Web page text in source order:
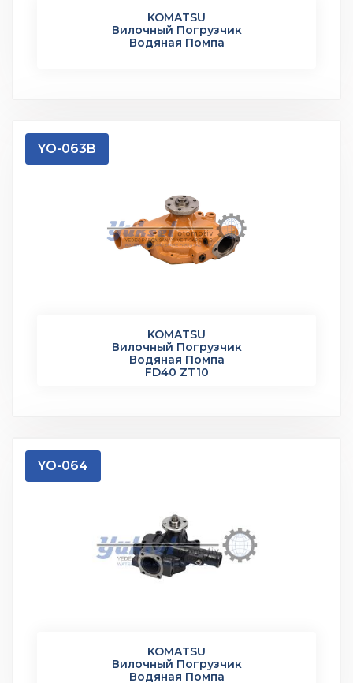
KOMATSU
Вилочный Погрузчик
Водяная Помпа
KOMATSU
Вилочный Погрузчик
Водяная Помпа
FD40 ZT10
YO-063B
KOMATSU
Вилочный Погрузчик
Водяная Помпа
YO-064